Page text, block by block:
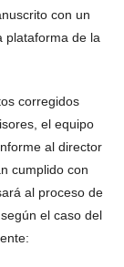
con un
plataforma de la
corregidos
el equipo
al director
cumplido con
al proceso de
el caso del